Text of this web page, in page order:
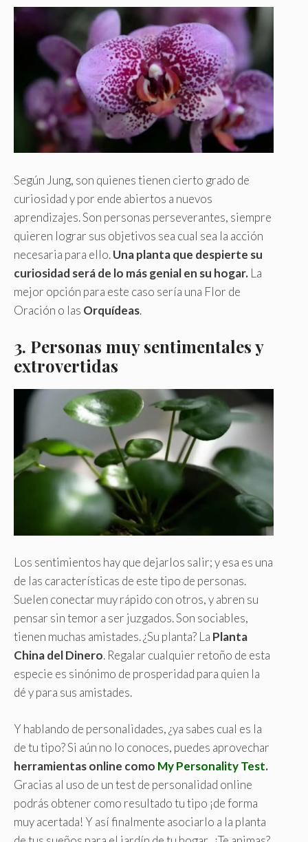
Según Jung, son quienes tienen cierto grado de
curiosidad y por ende abiertos a nuevos
aprendizajes. Son personas perseverantes, siempre
quieren lograr sus objetivos sea cual sea la acción
necesaria para ello.Una planta que despierte su
curiosidad será de lo más genial en su hogar. La
mejor opción para este caso sería una Flor de
Oración o las Orquídeas.
3. Personas muy sentimentales y
extrovertidas
Los sentimientos hay que dejarlos salir; y esa es una
de las características de este tipo de personas.
Suelen conectar muy rápido con otros, y abren su
pensar sin temor a ser juzgados. Son sociables,
tienen muchas amistades. ¿Su planta? La Planta
China del Dinero. Regalar cualquier retoño de esta
especie es sinónimo de prosperidad para quien la
dé y para sus amistades.
Y hablando de personalidades, ¿ya sabes cual es la
de tu tipo? Si aún no lo conoces, puedes aprovechar
herramientas online como My Personality Test.
Gracias al uso de un test de personalidad online
podrás obtener como resultado tu tipo ¡de forma
muy acertada! Y así finalmente asociarlo a la planta